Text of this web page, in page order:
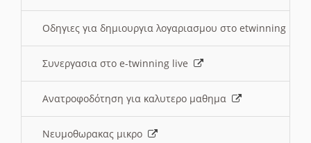
Οδηγιες για δημιουργια λογαριασμου στο etwinning
Συνεργασια στο e-twinning live
Ανατροφοδότηση για καλυτερο μαθημα
Νευμοθωρακας μικρο